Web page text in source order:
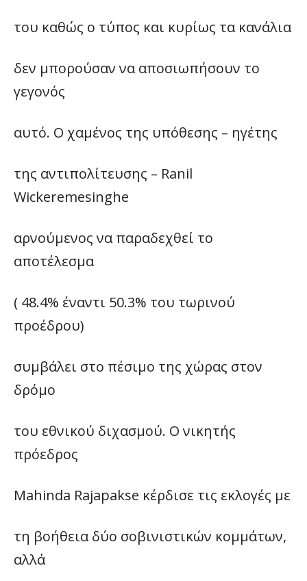
του καθώς ο τύπος και κυρίως τα κανάλια
δεν μπορούσαν να αποσιωπήσουν το
γεγονός
αυτό. Ο χαμένος της υπόθεσης – ηγέτης
της αντιπολίτευσης – Ranil
Wickeremesinghe
αρνούμενος να παραδεχθεί το
αποτέλεσμα
( 48.4% έναντι 50.3% του τωρινού
προέδρου)
συμβάλει στο πέσιμο της χώρας στον
δρόμο
του εθνικού διχασμού. Ο νικητής
πρόεδρος
Mahinda Rajapakse κέρδισε τις εκλογές με
τη βοήθεια δύο σοβινιστικών κομμάτων,
αλλά